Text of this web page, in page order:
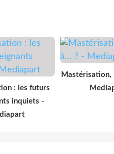
: les futurs
inquiets -
Mastérisation,